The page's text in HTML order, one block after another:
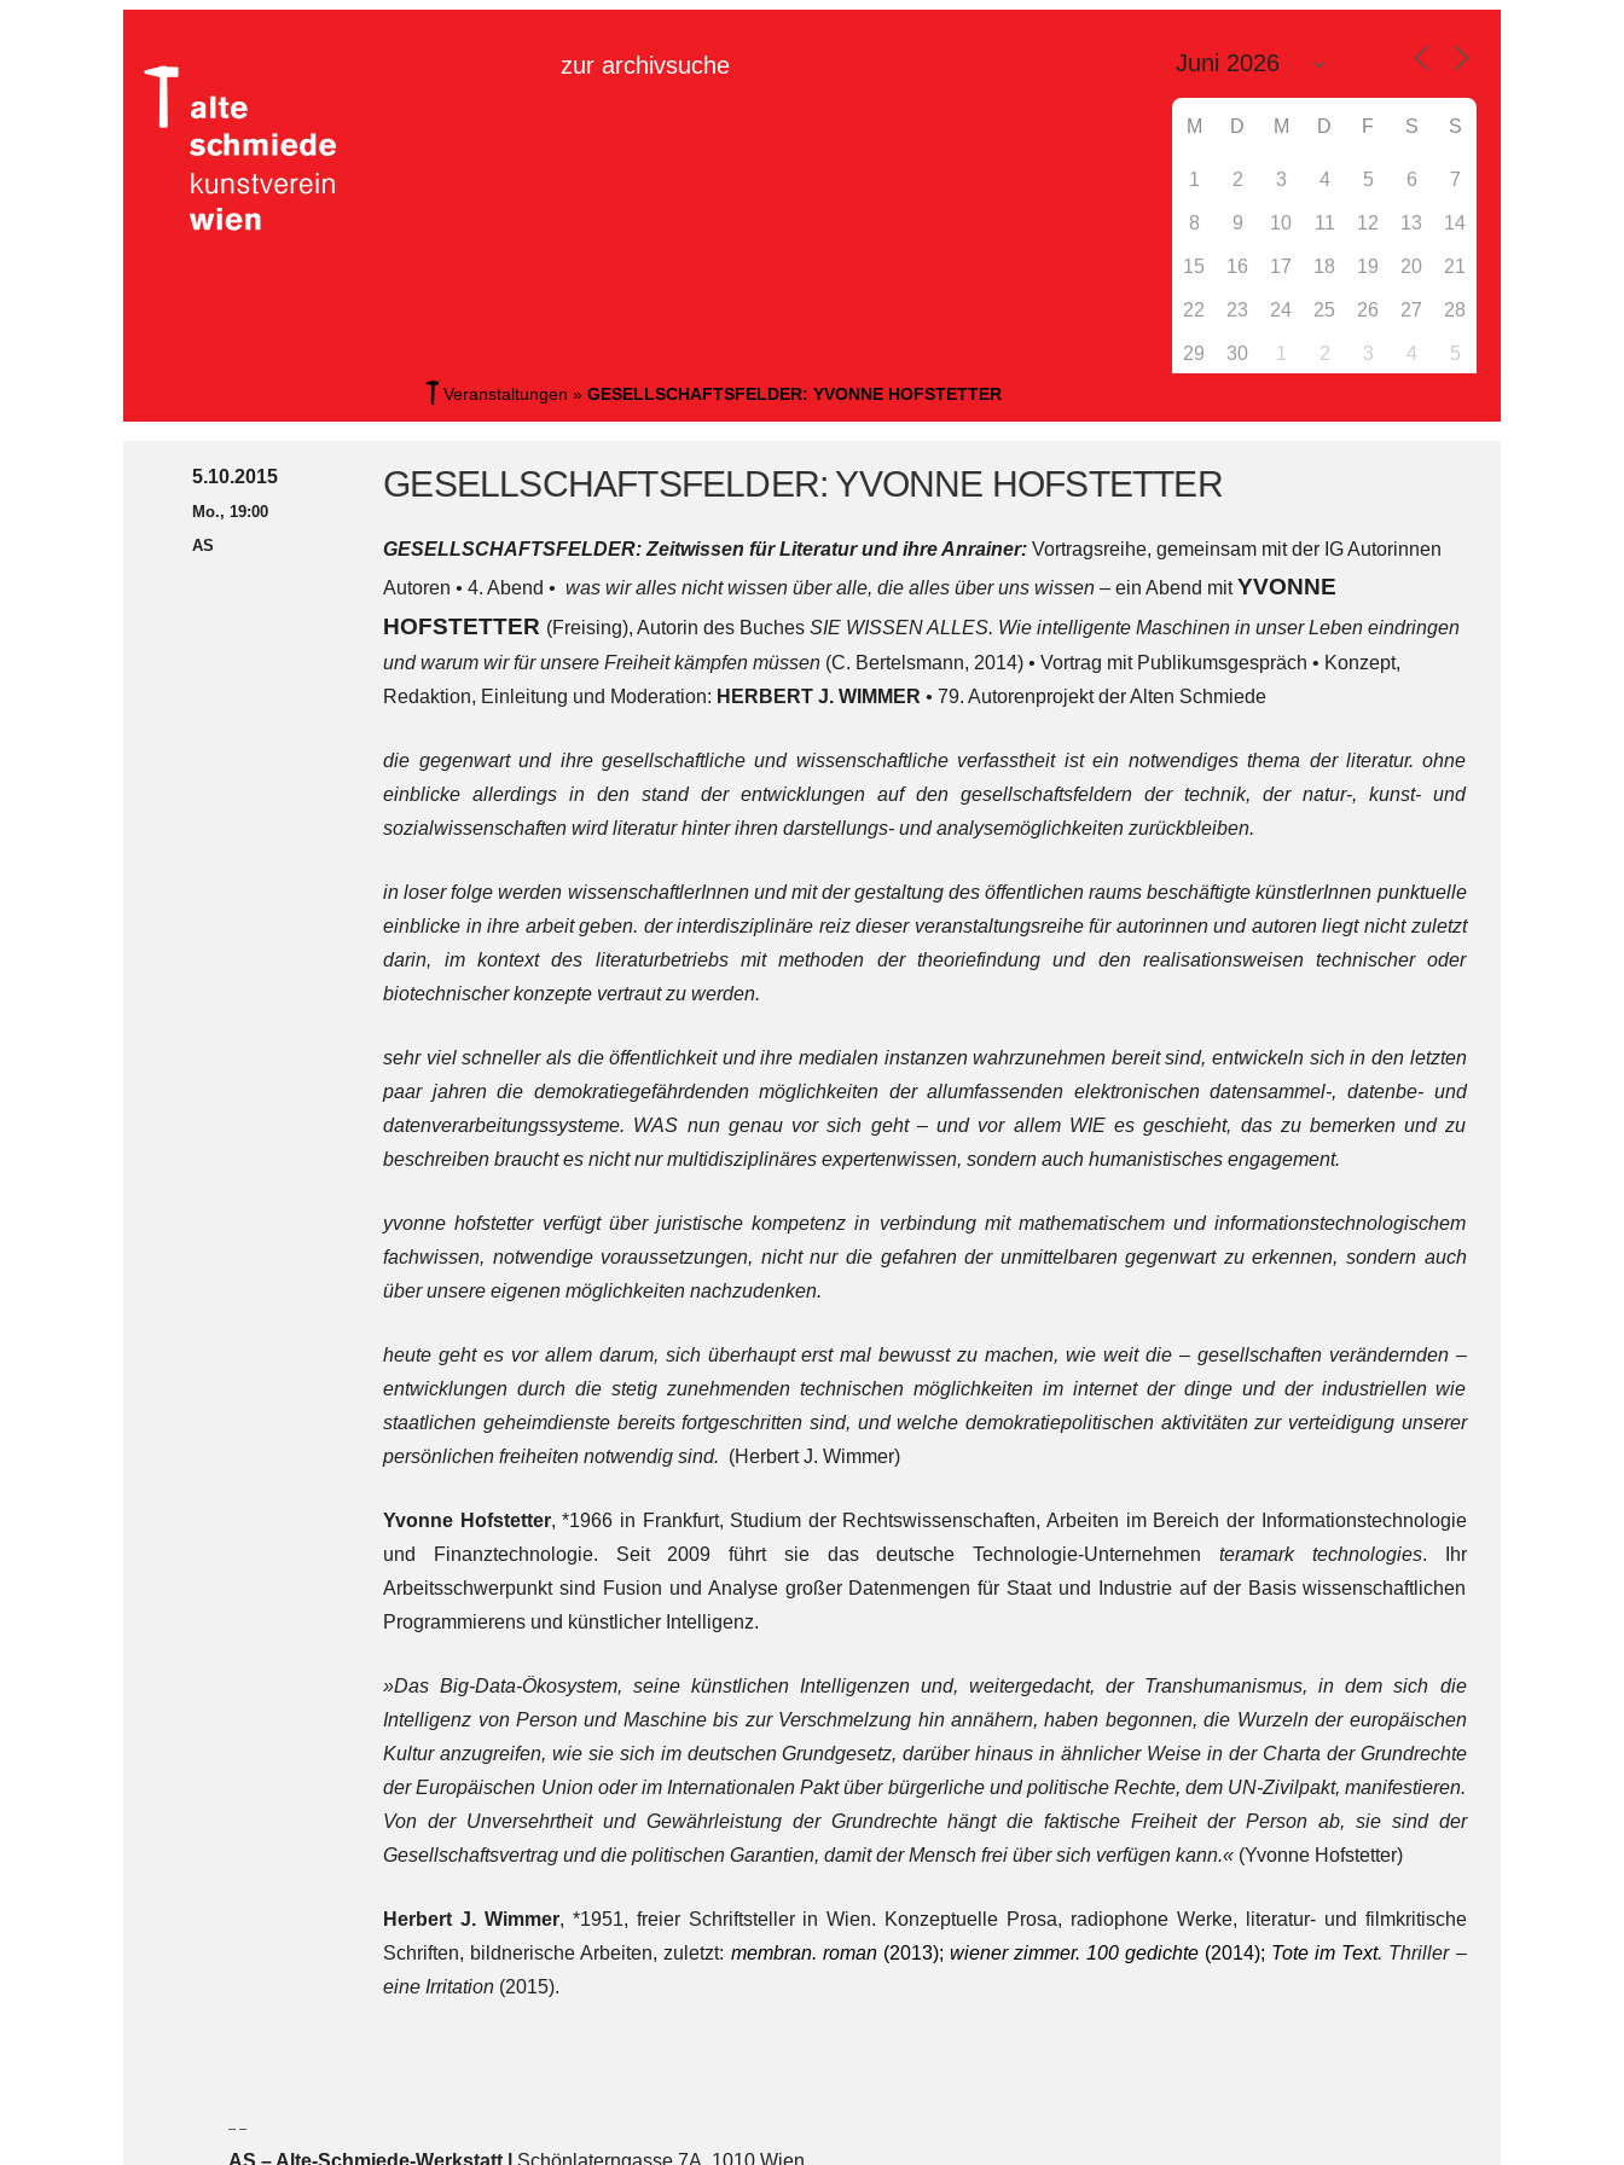
zur archivsuche
M D M D F S S
1 2 3 4 5 6 7
8 9 10 11 12 13 14
15 16 17 18 19 20 21
22 23 24 25 26 27 28
29 30 1 2 3 4 5
Veranstaltungen » GESELLSCHAFTSFELDER: YVONNE HOFSTETTER
5.10.2015
Mo., 19:00
AS
GESELLSCHAFTSFELDER: YVONNE HOFSTETTER
GESELLSCHAFTSFELDER: Zeitwissen für Literatur und ihre Anrainer:Vortragsreihe, gemeinsam mit der IG Autorinnen
Autoren•4. Abend•was wir alles nicht wissen über alle, die alles über uns wissen– ein Abend mitYVONNE
HOFSTETTER (Freising), Autorin des BuchesSIE WISSEN ALLES. Wie intelligente Maschinen in unser Leben eindringen
und warum wir für unsere Freiheit kämpfen müssen (C. Bertelsmann, 2014)•Vortrag mit Publikumsgespräch • Konzept,
Redaktion, Einleitung und Moderation: HERBERT J. WIMMER•79. Autorenprojekt der Alten Schmiede
die gegenwart und ihre gesellschaftliche und wissenschaftliche verfasstheit ist ein notwendiges thema der literatur. ohne
einblicke allerdings in den stand der entwicklungen auf den gesellschaftsfeldern der technik, der natur-, kunst- und
sozialwissenschaften wird literatur hinter ihren darstellungs- und analysemöglichkeiten zurückbleiben.
in loser folge werden wissenschaftlerInnen und mit der gestaltung des öffentlichen raums beschäftigte künstlerInnen punktuelle
einblicke in ihre arbeit geben. der interdisziplinäre reiz dieser veranstaltungsreihe für autorinnen und autoren liegt nicht zuletzt
darin, im kontext des literaturbetriebs mit methoden der theoriefindung und den realisationsweisen technischer oder
biotechnischer konzepte vertraut zu werden.
sehr viel schneller als die öffentlichkeit und ihre medialen instanzen wahrzunehmen bereit sind, entwickeln sich in den letzten
paar jahren die demokratiegefährdenden möglichkeiten der allumfassenden elektronischen datensammel-, datenbe- und
datenverarbeitungssysteme. WAS nun genau vor sich geht – und vor allem WIE es geschieht, das zu bemerken und zu
beschreiben braucht es nicht nur multidisziplinäres expertenwissen, sondern auch humanistisches engagement.
yvonne hofstetter verfügt über juristische kompetenz in verbindung mit mathematischem und informationstechnologischem
fachwissen, notwendige voraussetzungen, nicht nur die gefahren der unmittelbaren gegenwart zu erkennen, sondern auch
über unsere eigenen möglichkeiten nachzudenken.
heute geht es vor allem darum, sich überhaupt erst mal bewusst zu machen, wie weit die – gesellschaften verändernden –
entwicklungen durch die stetig zunehmenden technischen möglichkeiten im internet der dinge und der industriellen wie
staatlichen geheimdienste bereits fortgeschritten sind, und welche demokratiepolitischen aktivitäten zur verteidigung unserer
persönlichen freiheiten notwendig sind. (Herbert J. Wimmer)
Yvonne Hofstetter, *1966 in Frankfurt, Studium der Rechtswissenschaften, Arbeiten im Bereich der Informationstechnologie
und Finanztechnologie. Seit 2009 führt sie das deutsche Technologie-Unternehmen teramark technologies. Ihr
Arbeitsschwerpunkt sind Fusion und Analyse großer Datenmengen für Staat und Industrie auf der Basis wissenschaftlichen
Programmierens und künstlicher Intelligenz.
»Das Big-Data-Ökosystem, seine künstlichen Intelligenzen und, weitergedacht, der Transhumanismus, in dem sich die
Intelligenz von Person und Maschine bis zur Verschmelzung hin annähern, haben begonnen, die Wurzeln der europäischen
Kultur anzugreifen, wie sie sich im deutschen Grundgesetz, darüber hinaus in ähnlicher Weise in der Charta der Grundrechte
der Europäischen Union oder im Internationalen Pakt über bürgerliche und politische Rechte, dem UN-Zivilpakt, manifestieren.
Von der Unversehrtheit und Gewährleistung der Grundrechte hängt die faktische Freiheit der Person ab, sie sind der
Gesellschaftsvertrag und die politischen Garantien, damit der Mensch frei über sich verfügen kann.« (Yvonne Hofstetter)
Herbert J. Wimmer, *1951, freier Schriftsteller in Wien. Konzeptuelle Prosa, radiophone Werke, literatur- und filmkritische
Schriften, bildnerische Arbeiten, zuletzt: membran. roman(2013); wiener zimmer. 100 gedichte (2014); Tote im Text. Thriller –
eine Irritation (2015).
– –
AS – Alte-Schmiede-Werkstatt | Schönlaterngasse 7A, 1010 Wien